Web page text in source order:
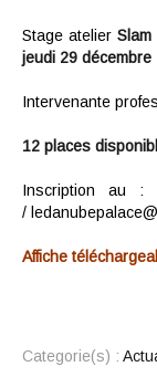
Stage atelierSlam
jeudi 29 décembre
Intervenante
12 places
Inscription au
/
Affiche
Categorie(s) :